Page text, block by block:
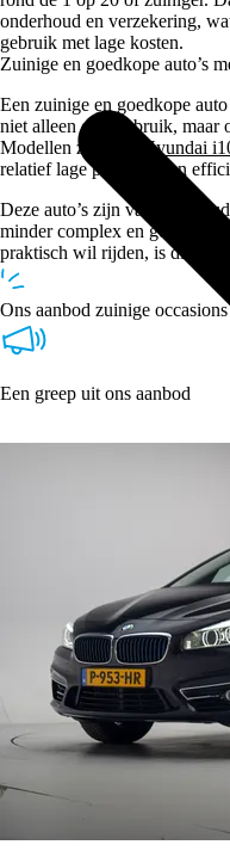
onderhoud en verzekering,
gebruik met lage kosten.
Zuinige en goedkope auto’s
Een zuinige en goedkope
niet alleen om verbruik, maar
Modellen zoals de
Hyundai
relatief lage prijs met een
Deze auto’s zijn vaak
minder complex en
praktisch wil rijden, is dit
Ons aanbod zuinige occasions
Een greep uit ons aanbod